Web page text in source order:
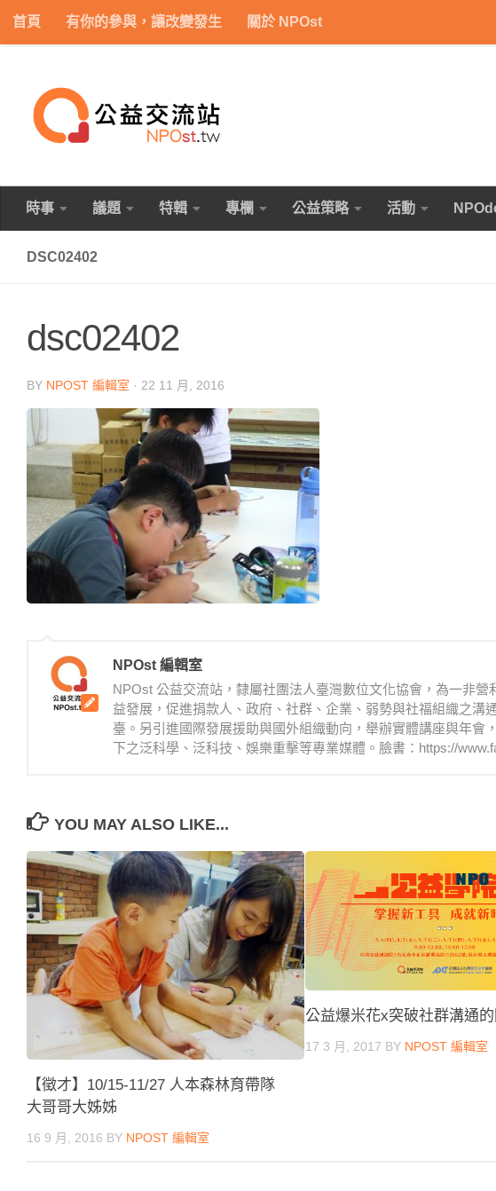
Skip to content
首頁 有你的參與，讓改變發生 關於 NPOst
時事 議題 特輯 專欄 公益策略 活動
DSC02402
dsc02402
BY NPOST 編輯室 · 22 11 月, 2016
NPOst 編輯室
NPOst 公益交流站，隸屬社團法人臺灣數位文化協會，為一非
益發展，促進捐款人、政府、社群、企業、弱勢與社福組織之
臺。另引進國際發展援助與國外組織動向，舉辦實體講座與年
下之泛科學、泛科技、娛樂重擊等專業媒體。臉書：https://
YOU MAY ALSO LIKE...
【徵才】10/15-11/27 人本森林育帶隊
大哥哥大姊姊
16 9 月, 2016 BY NPOST 編輯室
公益爆米花x突破社群溝通
17 3 月, 2017 BY NPOST 編輯室